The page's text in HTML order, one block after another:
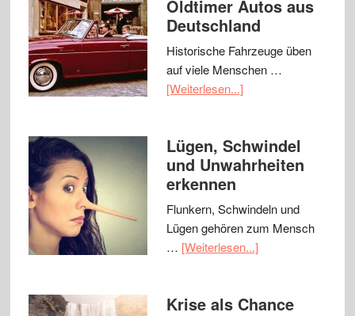
Oldtimer Autos aus
Deutschland
Historische Fahrzeuge üben
auf viele Menschen …
[Weiterlesen...]
Lügen, Schwindel
und Unwahrheiten
erkennen
Flunkern, Schwindeln und
Lügen gehören zum Mensch
… [Weiterlesen...]
Krise als Chance